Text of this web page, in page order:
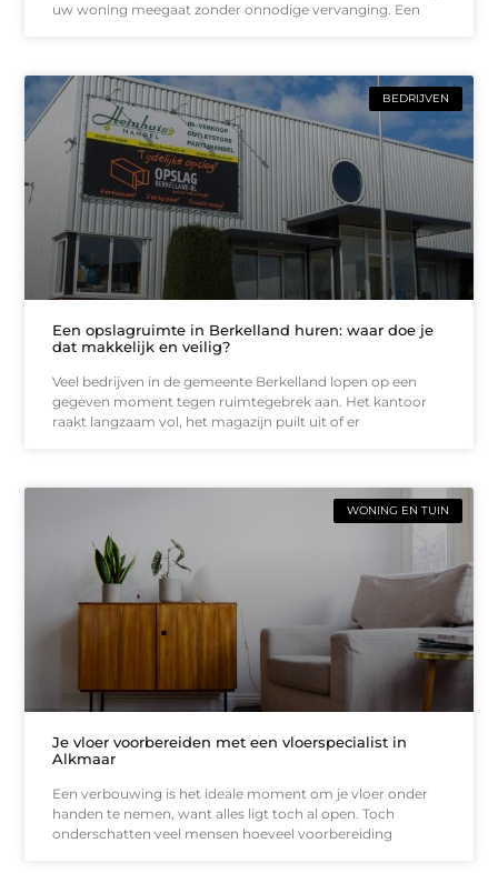
uw woning meegaat zonder onnodige vervanging. Een
BEDRIJVEN
Een opslagruimte in Berkelland huren: waar doe je
dat makkelijk en veilig?
Veel bedrijven in de gemeente Berkelland lopen op een
gegeven moment tegen ruimtegebrek aan. Het kantoor
raakt langzaam vol, het magazijn puilt uit of er
WONING EN TUIN
Je vloer voorbereiden met een vloerspecialist in
Alkmaar
Een verbouwing is het ideale moment om je vloer onder
handen te nemen, want alles ligt toch al open. Toch
onderschatten veel mensen hoeveel voorbereiding